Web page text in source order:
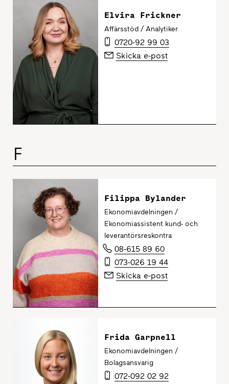
Elvira Frickner
Affärsstöd / Analytiker
0720-92 99 03
Skicka e-post
F
Filippa Bylander
Ekonomiavdelningen /
Ekonomiassistent kund- och
leverantörsreskontra
08-615 89 60
073-026 19 44
Skicka e-post
Frida Garpnell
Ekonomiavdelningen /
Bolagsansvarig
072-092 02 92